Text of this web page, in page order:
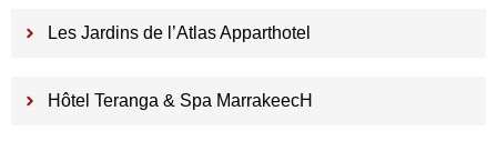
Les Jardins de l’Atlas Apparthotel
Hôtel Teranga & Spa MarrakeecH